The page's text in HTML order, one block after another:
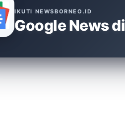
IKUTI NEWSBORNEO.ID
Google News di